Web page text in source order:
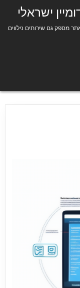
ישראלי
מספק גם שירותים נילווים